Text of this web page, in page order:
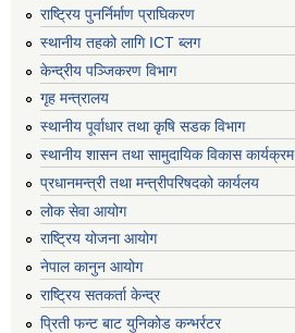
राष्ट्रिय पुनर्निर्माण प्राघिकरण
स्थानीय तहको लागि ICT ब्लग
केन्द्रीय पञ्जिकरण विभाग
गृह मन्त्रालय
स्थानीय पूर्वाधार तथा कृषि सडक विभाग
स्थानीय शासन तथा सामुदायिक विकास कार्यक्रम
प्रधानमन्त्री तथा मन्त्रीपरिषदको कार्यलय
लोक सेवा आयोग
राष्ट्रिय योजना आयोग
नेपाल कानुन आयोग
राष्ट्रिय सतकर्ता केन्द्र
प्रिती फन्ट बाट युनिकोड कन्भर्रटर